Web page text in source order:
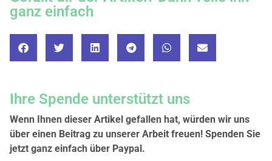
ganz einfach
Ihre Spende unterstützt uns
Wenn Ihnen dieser Artikel gefallen hat, würden wir uns
über einen Beitrag zu unserer Arbeit freuen! Spenden Sie
jetzt ganz einfach über Paypal.